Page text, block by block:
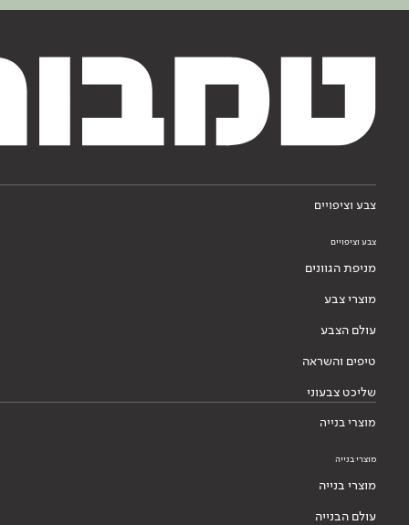
צבע וציפויים
צבע וציפויים
מניפת הגוונים
מוצרי צבע
עולם הצבע
טיפים והשראה
שליכט צבעוני
מוצרי בנייה
מוצרי בנייה
מוצרי בנייה
עולם הבנייה